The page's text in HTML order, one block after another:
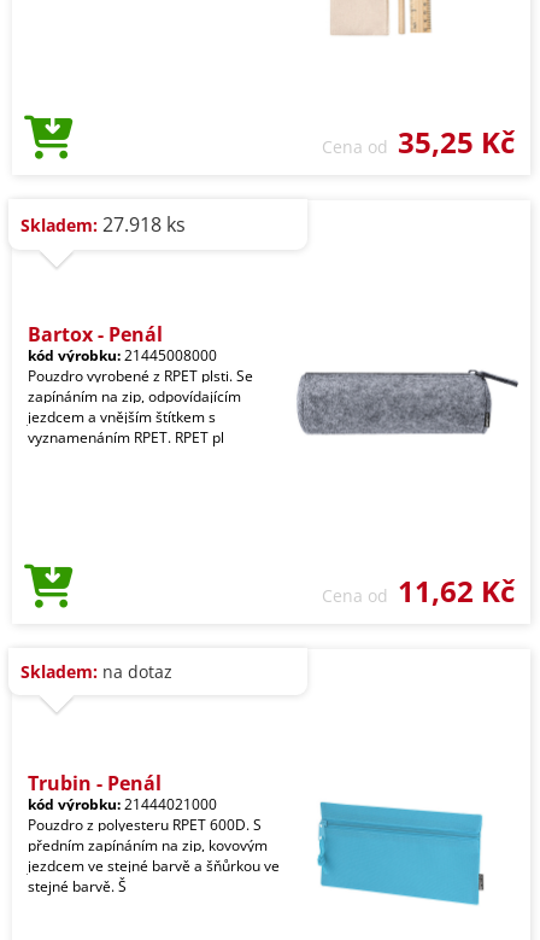
Cena od 35,25 Kč
Skladem: 27.918 ks
Bartox - Penál
kód výrobku:21445008000
Pouzdro vyrobené z RPET plsti. Se
zapínáním na zip, odpovídajícím
jezdcem a vnějším štítkem s
vyznamenáním RPET. RPET pl
Cena od 11,62 Kč
Skladem: na dotaz
Trubin - Penál
kód výrobku:21444021000
Pouzdro z polyesteru RPET 600D. S
předním zapínáním na zip, kovovým
jezdcem ve stejné barvě a šňůrkou ve
stejné barvě. Š